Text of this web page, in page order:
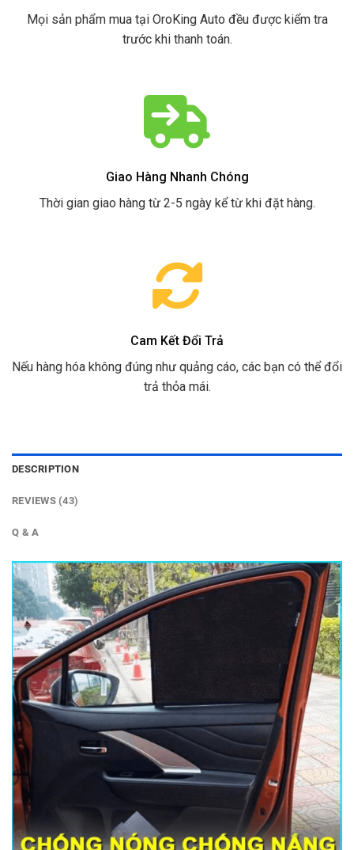
Mọi sản phẩm mua tại OroKing Auto đều được kiểm tra
trước khi thanh toán.
Giao Hàng Nhanh Chóng
Thời gian giao hàng từ 2-5 ngày kể từ khi đặt hàng.
Cam Kết Đổi Trả
Nếu hàng hóa không đúng như quảng cáo, các bạn có thể đổi
trả thỏa mái.
DESCRIPTION
REVIEWS (43)
Q & A